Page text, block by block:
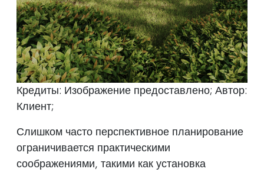
Кредиты: Изображение предоставлено; Автор:
Клиент;
Слишком часто перспективное планирование
ограничивается практическими
соображениями, такими как установка